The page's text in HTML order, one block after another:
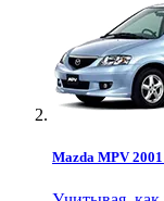
Mazda MPV 2001